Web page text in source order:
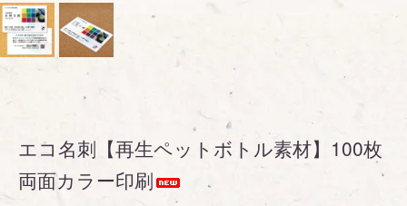
エコ名刺【再生ペットボトル素材】100枚
両面カラー印刷